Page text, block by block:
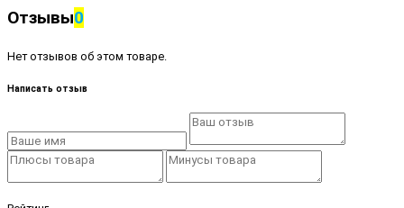
Отзывы0
Нет отзывов об этом товаре.
Написать отзыв